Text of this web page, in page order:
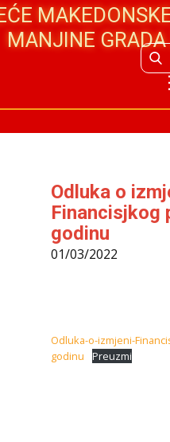
MANJINE
Odluka o
Financisjkog
godinu
01/03/2022
Odluka-o-izmjeni-
godinu
Preuzmi